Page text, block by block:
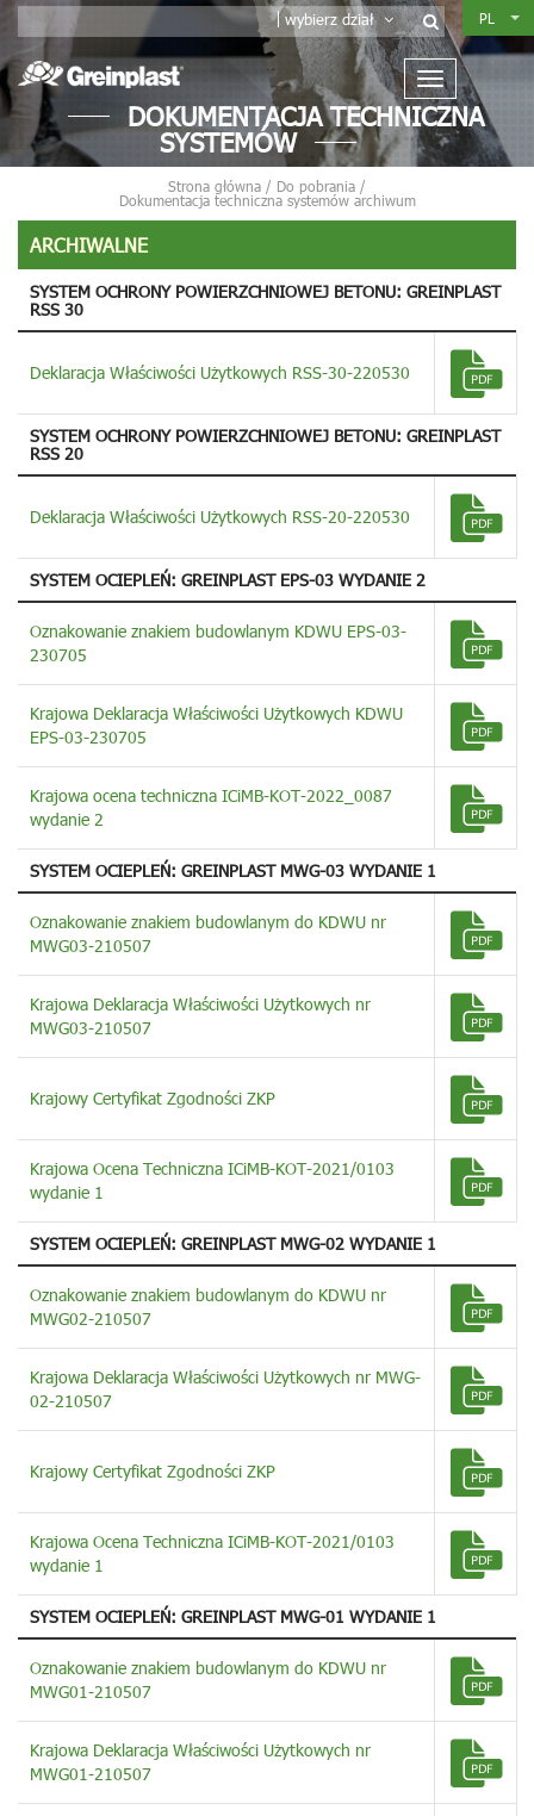
wybierz dział PL
DOKUMENTACJA TECHNICZNA
SYSTEMÓW
Strona główna / Do pobrania /
Dokumentacja techniczna systemów archiwum
ARCHIWALNE
SYSTEM OCHRONY POWIERZCHNIOWEJ BETONU: GREINPLAST
RSS 30
Deklaracja Właściwości Użytkowych RSS-30-220530
SYSTEM OCHRONY POWIERZCHNIOWEJ BETONU: GREINPLAST
RSS 20
Deklaracja Właściwości Użytkowych RSS-20-220530
SYSTEM OCIEPLEŃ: GREINPLAST EPS-03 WYDANIE 2
Oznakowanie znakiem budowlanym KDWU EPS-03-
230705
Krajowa Deklaracja Właściwości Użytkowych KDWU
EPS-03-230705
Krajowa ocena techniczna ICiMB-KOT-2022_0087
wydanie 2
SYSTEM OCIEPLEŃ: GREINPLAST MWG-03 WYDANIE 1
Oznakowanie znakiem budowlanym do KDWU nr
MWG03-210507
Krajowa Deklaracja Właściwości Użytkowych nr
MWG03-210507
Krajowy Certyfikat Zgodności ZKP
Krajowa Ocena Techniczna ICiMB-KOT-2021/0103
wydanie 1
SYSTEM OCIEPLEŃ: GREINPLAST MWG-02 WYDANIE 1
Oznakowanie znakiem budowlanym do KDWU nr
MWG02-210507
Krajowa Deklaracja Właściwości Użytkowych nr MWG-
02-210507
Krajowy Certyfikat Zgodności ZKP
Krajowa Ocena Techniczna ICiMB-KOT-2021/0103
wydanie 1
SYSTEM OCIEPLEŃ: GREINPLAST MWG-01 WYDANIE 1
Oznakowanie znakiem budowlanym do KDWU nr
MWG01-210507
Krajowa Deklaracja Właściwości Użytkowych nr
MWG01-210507